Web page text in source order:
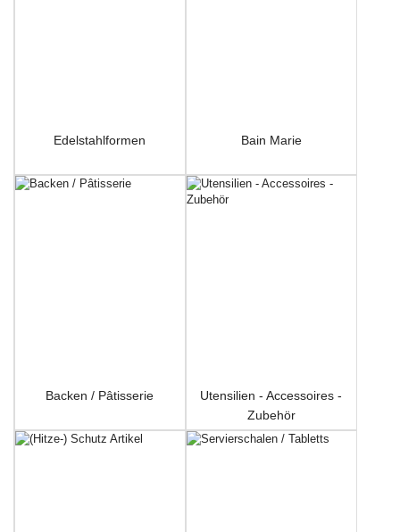
Edelstahlformen Bain Marie
Backen / Pâtisserie
Utensilien - Accessoires -
Zubehör